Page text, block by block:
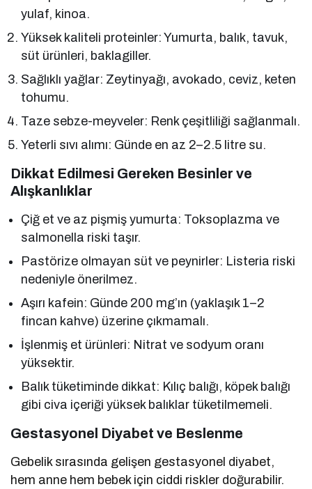
yulaf, kinoa.
Yüksek kaliteli proteinler: Yumurta, balık, tavuk,
süt ürünleri, baklagiller.
Sağlıklı yağlar: Zeytinyağı, avokado, ceviz, keten
tohumu.
Taze sebze-meyveler: Renk çeşitliliği sağlanmalı.
Yeterli sıvı alımı: Günde en az 2–2.5 litre su.
Dikkat Edilmesi Gereken Besinler ve
Alışkanlıklar
Çiğ et ve az pişmiş yumurta: Toksoplazma ve
salmonella riski taşır.
Pastörize olmayan süt ve peynirler: Listeria riski
nedeniyle önerilmez.
Aşırı kafein: Günde 200 mg’ın (yaklaşık 1–2
fincan kahve) üzerine çıkmamalı.
İşlenmiş et ürünleri: Nitrat ve sodyum oranı
yüksektir.
Balık tüketiminde dikkat: Kılıç balığı, köpek balığı
gibi civa içeriği yüksek balıklar tüketilmemeli.
Gestasyonel Diyabet ve Beslenme
Gebelik sırasında gelişen gestasyonel diyabet,
hem anne hem bebek için ciddi riskler doğurabilir.